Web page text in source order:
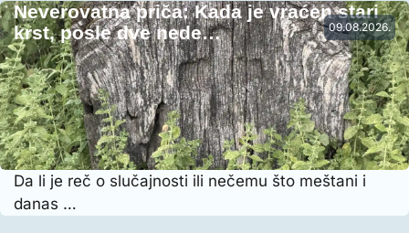
09.08.2026.
Neverovatna priča: Kada je vraćen stari
krst, posle dve nede…
Da li je reč o slučajnosti ili nečemu što meštani i
danas …